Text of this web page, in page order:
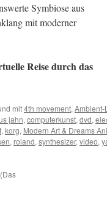
Symbiose aus
mit moderner
Reise durch das
mit4th movement, Ambient-
jahn, computerkunst, dvd,
, korg, Modern Art & Dreams
, roland, synthesizer, video,